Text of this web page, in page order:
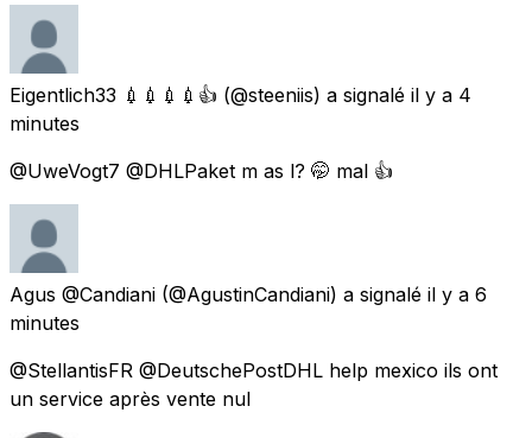
Eigentlich33 💉💉💉💉👍 (@steeniis) a signalé il y a 4
minutes
@UweVogt7 @DHLPaket m as l? 🤭 mal 👍
Agus @Candiani (@AgustinCandiani) a signalé il y a 6
minutes
@StellantisFR @DeutschePostDHL help mexico ils ont
un service après vente nul